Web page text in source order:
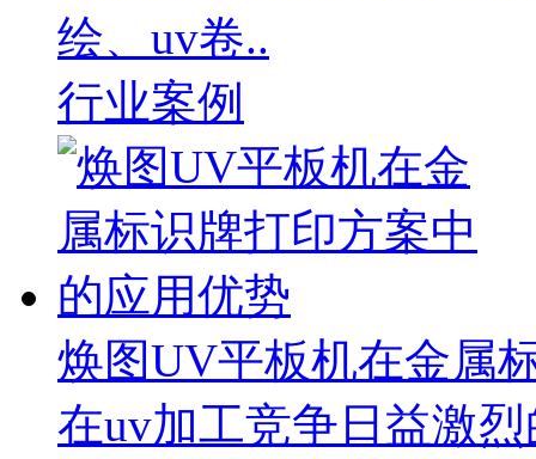
绘、uv卷..
行业案例
焕图UV平板机在金属
在uv加工竞争日益激